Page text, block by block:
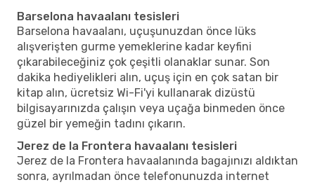
Barselona havaalanı tesisleri
Barselona havaalanı, uçuşunuzdan önce lüks
alışverişten gurme yemeklerine kadar keyfini
çıkarabileceğiniz çok çeşitli olanaklar sunar. Son
dakika hediyelikleri alın, uçuş için en çok satan bir
kitap alın, ücretsiz Wi-Fi'yi kullanarak dizüstü
bilgisayarınızda çalışın veya uçağa binmeden önce
güzel bir yemeğin tadını çıkarın.
Jerez de la Frontera havaalanı tesisleri
Jerez de la Frontera havaalanında bagajınızı aldıktan
sonra, ayrılmadan önce telefonunuzda internet